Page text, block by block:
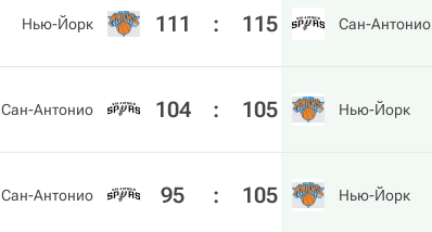
Нью-Йорк 111 : 115 Сан-Антонио
Сан-Антонио 104 : 105 Нью-Йорк
Сан-Антонио 95 : 105 Нью-Йорк